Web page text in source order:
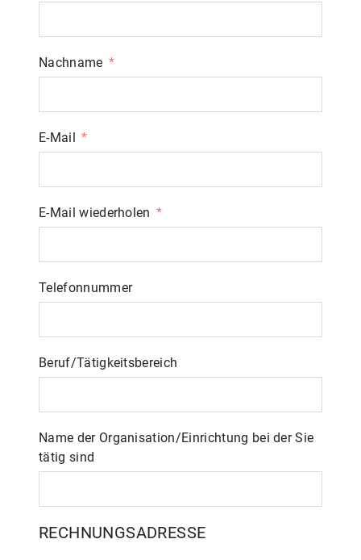
Nachname
E-Mail
E-Mail wiederholen
Telefonnummer
Beruf/Tätigkeitsbereich
Name der Organisation/Einrichtung bei der Sie
tätig sind
RECHNUNGSADRESSE